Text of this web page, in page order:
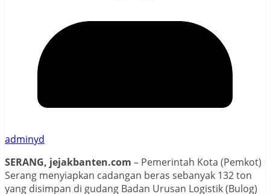
adminyd
SERANG, jejakbanten.com – Pemerintah Kota (Pemkot)
Serang menyiapkan cadangan beras sebanyak 132 ton
yang disimpan di gudang Badan Urusan Logistik (Bulog)